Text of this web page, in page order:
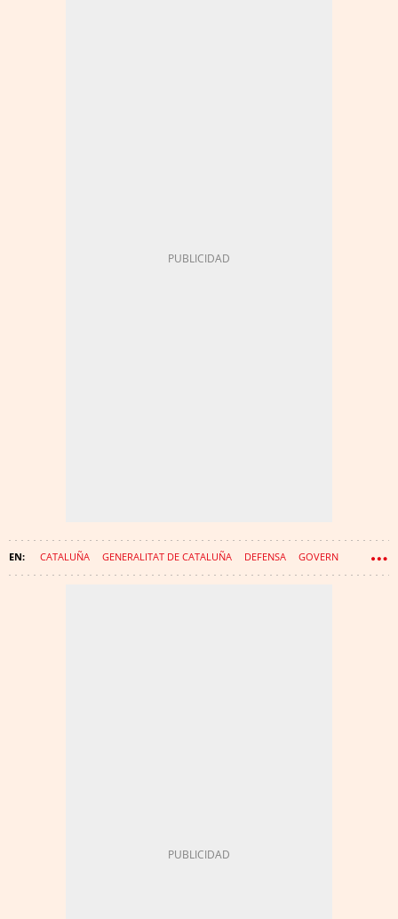
CATALUÑA GENERALITAT DE CATALUÑA DEFENSA GOVERN